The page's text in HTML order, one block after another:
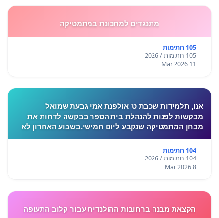
מתנגדים למתכונת במתמטיקה
105 חתימות
105 חתימות / 2026
11 Mar 2026
אנו, תלמידות שכבת ט’ אולפנת אמי גבעת שמואל
מבקשות לפנות להנהלת בית הספר בבקשה לדחות את
מבחן המתמטיקה שנקבע ליום חמישי.בשבוע האחרון לא
חוות לחץ, מתח ו
104 חתימות
104 חתימות / 2026
8 Mar 2026
הקצאת מבנה ברחובות ההולנדית עבור קלוב התעופה